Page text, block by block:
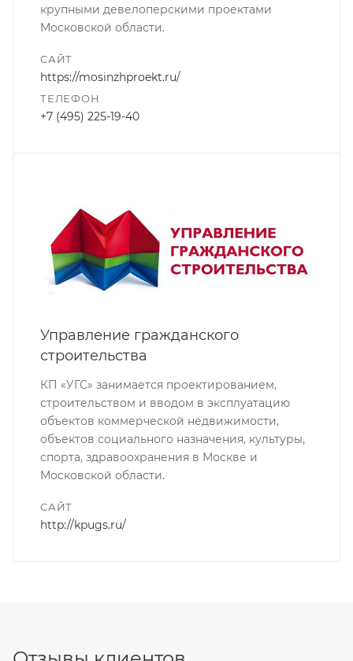
крупными девелоперскими проектами
Московской области.
САЙТ
https://mosinzhproekt.ru/
ТЕЛЕФОН
+7 (495) 225-19-40
Управление гражданского
строительства
КП «УГС» занимается проектированием,
строительством и вводом в эксплуатацию
объектов коммерческой недвижимости,
объектов социального назначения, культуры,
спорта, здравоохранения в Москве и
Московской области.
САЙТ
http://kpugs.ru/